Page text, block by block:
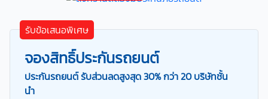
รับข้อเสนอพิเศษ
จองสิทธิ์ประกันรถยนต์
ประกันรถยนต์ รับส่วนลดสูงสุด 30% กว่า 20 บริษัทชั้น
นำ